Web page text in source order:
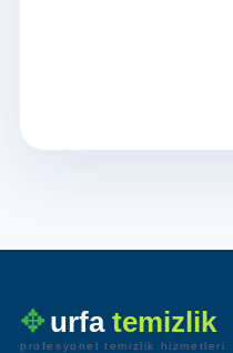
✥urfa temizlik
profesyonel temizlik hizmetleri